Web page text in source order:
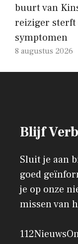
buurt van
reiziger sterft
symptomen
8 augustus 2026
Blijf
Sluit je aan
goed
je op onze
missen van